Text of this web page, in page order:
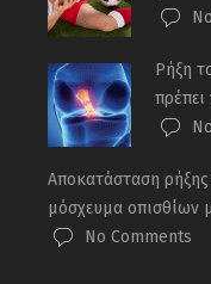
Ρήξη
πρέπει
Αποκατάσταση
μόσχευμα οπισθίων
No Comments